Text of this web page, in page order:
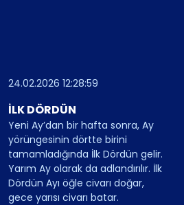
24.02.2026 12:28:59
İLK DÖRDÜN
Yeni Ay’dan bir hafta sonra, Ay
yörüngesinin dörtte birini
tamamladığında İlk Dördün gelir.
Yarım Ay olarak da adlandırılır. İlk
Dördün Ayı öğle civarı doğar,
gece yarısı civarı batar.